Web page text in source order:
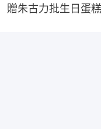
贈朱古力批生日蛋糕